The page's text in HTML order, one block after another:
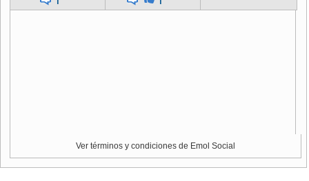
Ver términos y condiciones de Emol Social